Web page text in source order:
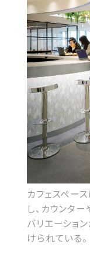
カフェスペー
し、カウンタ
バリエーショ
けられている。